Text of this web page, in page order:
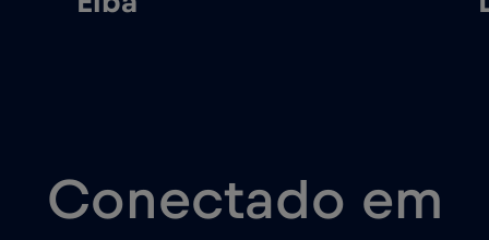
Conectado em